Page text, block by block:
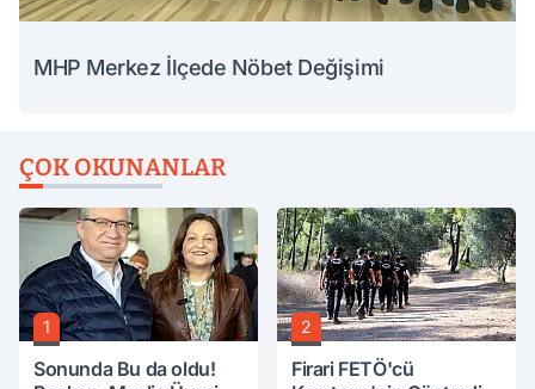
MHP Merkez İlçede Nöbet Değişimi
ÇOK OKUNANLAR
1
Sonunda Bu da oldu!
2
Firari FETÖ'cü